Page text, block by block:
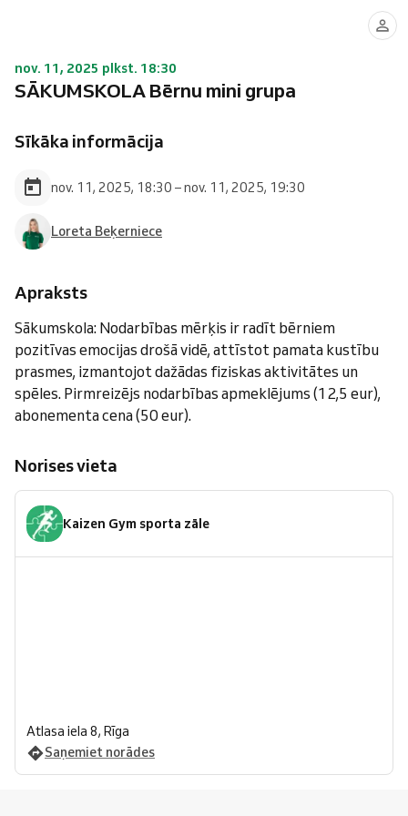
nov. 11, 2025 plkst. 18:30
SĀKUMSKOLA Bērnu mini grupa
Sīkāka informācija
nov. 11, 2025, 18:30 – nov. 11, 2025, 19:30
Loreta Beķerniece
Apraksts
Sākumskola: Nodarbības mērķis ir radīt bērniem
pozitīvas emocijas drošā vidē, attīstot pamata kustību
prasmes, izmantojot dažādas fiziskas aktivitātes un
spēles. Pirmreizējs nodarbības apmeklējums (12,5 eur),
abonementa cena (50 eur).
Norises vieta
Kaizen Gym sporta zāle
Atlasa iela 8, Rīga
Saņemiet norādes